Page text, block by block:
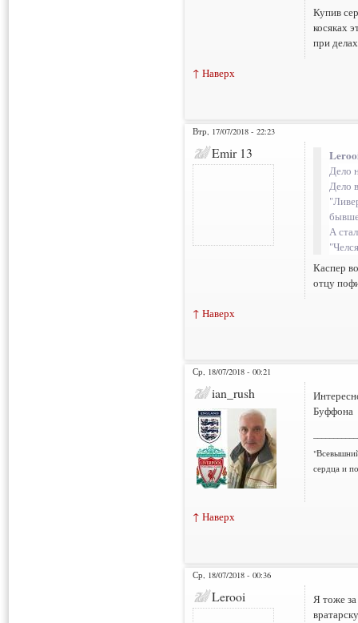
Купив
косяках
при
↑ Наверх
Втр, 17/07/2018 - 22:23
Emir 13
Дело
Дело
А
Каспер
отцу
↑ Наверх
Ср, 18/07/2018 - 00:21
ian_rush
Буффона
сердца и
↑ Наверх
Ср, 18/07/2018 - 00:36
Lerooi
Я тоже